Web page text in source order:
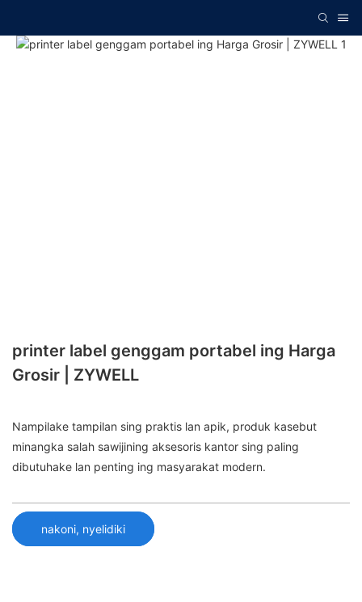
printer label genggam portabel ing Harga
Grosir | ZYWELL
Nampilake tampilan sing praktis lan apik, produk kasebut
minangka salah sawijining aksesoris kantor sing paling
dibutuhake lan penting ing masyarakat modern.
nakoni, nyelidiki